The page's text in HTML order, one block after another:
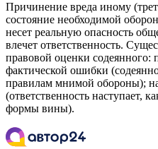
Причинение вреда иному
состояние необходимой
несет реальную опасность
влечет ответственность.
правовой оценки содеянного:
фактической ошибки
правилам мнимой обороны);
(ответственность наступает,
формы вины).